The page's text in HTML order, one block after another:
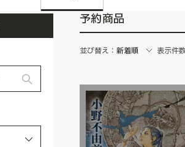
予約商品
並び替え： 新着順 表示件